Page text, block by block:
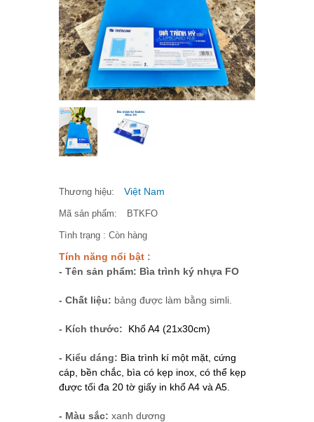
Thương hiệu: Việt Nam
Mã sản phẩm: BTKFO
Tình trạng : Còn hàng
Tính năng nổi bật :
- Tên sản phẩm: Bìa trình ký nhựa FO
- Chất liệu: bảng được làm bằng simli.
- Kích thước: Khổ A4 (21x30cm)
- Kiểu dáng: Bìa trình kí một mặt, cứng
cáp, bền chắc, bìa có kẹp inox, có thể kẹp
được tối đa 20 tờ giấy in khổ A4 và A5.
- Màu sắc: xanh dương